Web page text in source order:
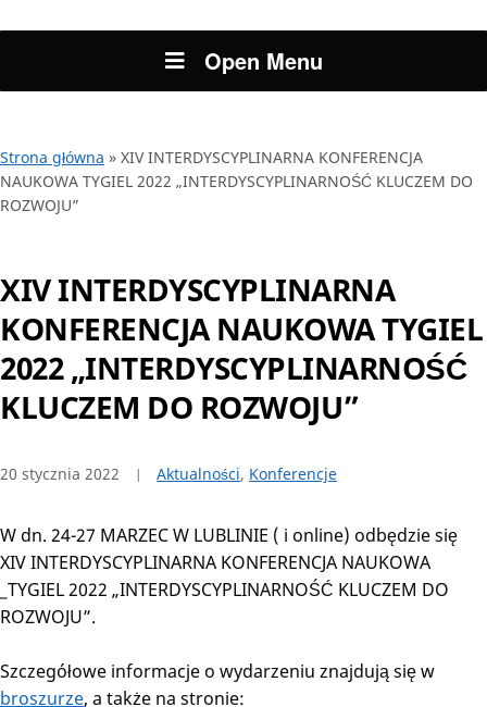
Open Menu
Strona główna » XIV INTERDYSCYPLINARNA KONFERENCJA
NAUKOWA TYGIEL 2022 „INTERDYSCYPLINARNOŚĆ KLUCZEM DO
ROZWOJU”
XIV INTERDYSCYPLINARNA
KONFERENCJA NAUKOWA TYGIEL
2022 „INTERDYSCYPLINARNOŚĆ
KLUCZEM DO ROZWOJU”
20 stycznia 2022 Aktualności, Konferencje
W dn. 24-27 MARZEC W LUBLINIE ( i online) odbędzie się
XIV INTERDYSCYPLINARNA KONFERENCJA NAUKOWA
_TYGIEL 2022 „INTERDYSCYPLINARNOŚĆ KLUCZEM DO
ROZWOJU”.
Szczegółowe informacje o wydarzeniu znajdują się w
broszurze, a także na stronie: